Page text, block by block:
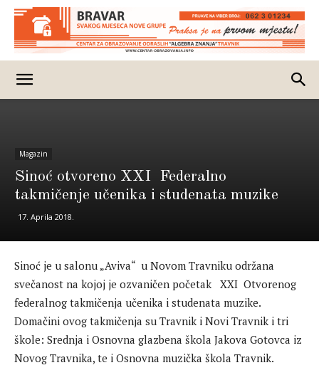
Magazin
Sinoć otvoreno XXI Federalno
takmičenje učenika i studenata muzike
17. Aprila 2018.
Sinoć je u salonu „Aviva“ u Novom Travniku održana
svečanost na kojoj je ozvaničen početak XXI Otvorenog
federalnog takmičenja učenika i studenata muzike.
Domačini ovog takmičenja su Travnik i Novi Travnik i tri
škole: Srednja i Osnovna glazbena škola Jakova Gotovca iz
Novog Travnika, te i Osnovna muzička škola Travnik.